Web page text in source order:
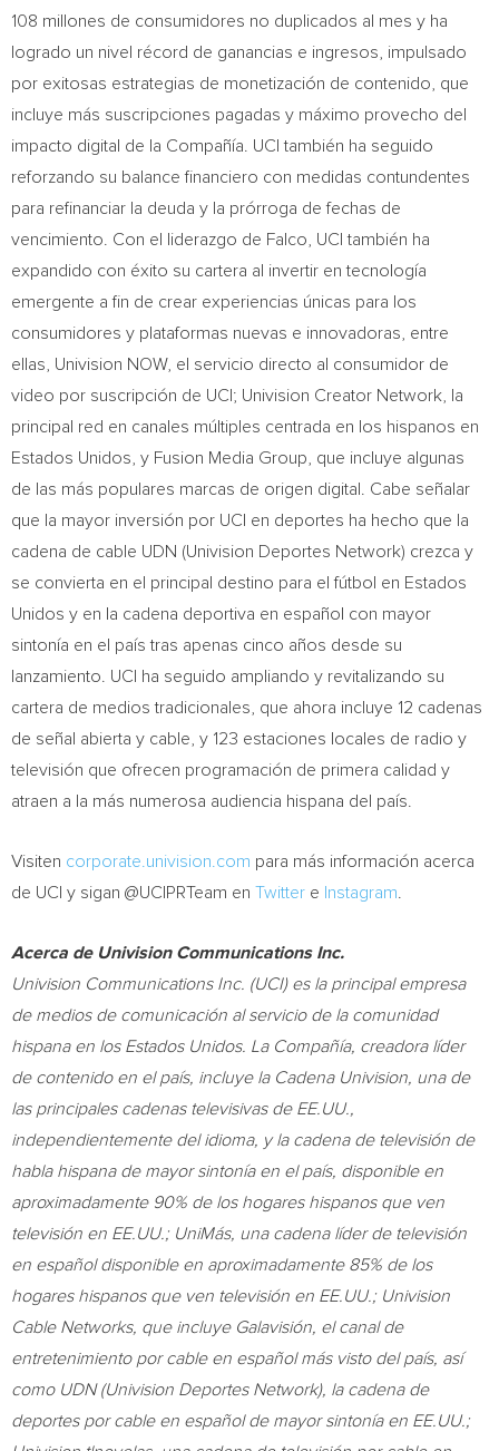
108 millones de consumidores no duplicados al mes y ha
logrado un nivel récord de ganancias e ingresos, impulsado
por exitosas estrategias de monetización de contenido, que
incluye más suscripciones pagadas y máximo provecho del
impacto digital de la Compañía. UCI también ha seguido
reforzando su balance financiero con medidas contundentes
para refinanciar la deuda y la prórroga de fechas de
vencimiento. Con el liderazgo de Falco, UCI también ha
expandido con éxito su cartera al invertir en tecnología
emergente a fin de crear experiencias únicas para los
consumidores y plataformas nuevas e innovadoras, entre
ellas, Univision NOW, el servicio directo al consumidor de
video por suscripción de UCI; Univision Creator Network, la
principal red en canales múltiples centrada en los hispanos en
Estados Unidos, y Fusion Media Group, que incluye algunas
de las más populares marcas de origen digital. Cabe señalar
que la mayor inversión por UCI en deportes ha hecho que la
cadena de cable UDN (Univision Deportes Network) crezca y
se convierta en el principal destino para el fútbol en Estados
Unidos y en la cadena deportiva en español con mayor
sintonía en el país tras apenas cinco años desde su
lanzamiento. UCI ha seguido ampliando y revitalizando su
cartera de medios tradicionales, que ahora incluye 12 cadenas
de señal abierta y cable, y 123 estaciones locales de radio y
televisión que ofrecen programación de primera calidad y
atraen a la más numerosa audiencia hispana del país.
Visiten corporate.univision.com para más información acerca
de UCI y sigan @UCIPRTeam en Twitter e Instagram
Acerca de Univision Communications Inc.
Univision Communications Inc. (UCI) es la principal empresa
de medios de comunicación al servicio de la comunidad
hispana en los Estados Unidos. La Compañía, creadora líder
de contenido en el país, incluye la Cadena Univision, una de
las principales cadenas televisivas de EE.UU.,
independientemente del idioma, y la cadena de televisión de
habla hispana de mayor sintonía en el país, disponible en
aproximadamente 90% de los hogares hispanos que ven
televisión en EE.UU.; UniMás, una cadena líder de televisión
en español disponible en aproximadamente 85% de los
hogares hispanos que ven televisión en EE.UU.; Univision
Cable Networks, que incluye Galavisión, el canal de
entretenimiento por cable en español más visto del país, así
como UDN (Univision Deportes Network), la cadena de
deportes por cable en español de mayor sintonía en EE.UU.;